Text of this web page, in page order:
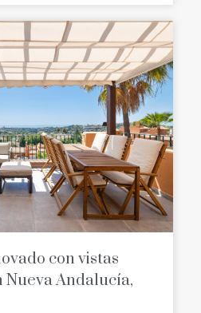
con vistas
Nueva Andalucía,